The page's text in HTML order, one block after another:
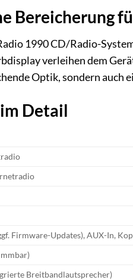
Bereicherung
1990 CD/Radio-
verleihen dem
Optik, sondern auch
Detail
Firmware-Updates), AUX-In,
Breitbandlautsprecher)